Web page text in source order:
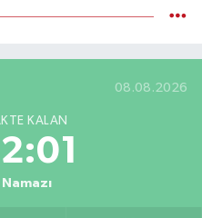
08.08.2026
KALAN
Namazı